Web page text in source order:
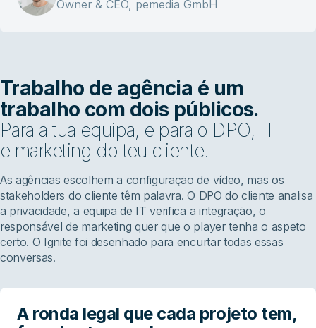
Owner & CEO, pemedia GmbH
Trabalho de agência é um
trabalho com dois públicos.
Para a tua equipa, e para o DPO, IT
e marketing do teu cliente.
As agências escolhem a configuração de vídeo, mas os
stakeholders do cliente têm palavra. O DPO do cliente analisa
a privacidade, a equipa de IT verifica a integração, o
responsável de marketing quer que o player tenha o aspeto
certo. O Ignite foi desenhado para encurtar todas essas
conversas.
A ronda legal que cada projeto tem,